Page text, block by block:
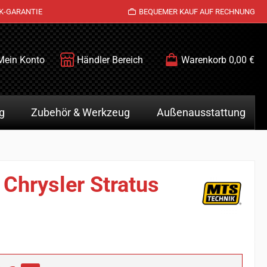
GARANTIE BEQUEMER KAUF AUF RECHNUNG
Konto Händler Bereich Warenkorb 0,00 €
Zubehör & Werkzeug Außenausstattung
Stratus